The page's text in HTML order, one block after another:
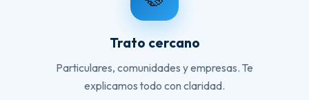
Trato cercano
Particulares, comunidades y empresas. Te
explicamos todo con claridad.